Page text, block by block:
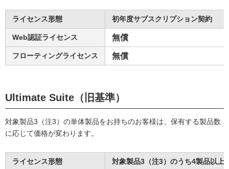
ライセンス形態 初年度サブスクリプション契約
Web認証ライセンス 無償
フローティングライセンス 無償
Ultimate Suite（旧基準）
対象製品3（注3）の単体製品をお持ちのお客様は、保有する製品数
に応じて価格が変わります。
ライセンス形態 対象製品3（注3）のうち4製品以上